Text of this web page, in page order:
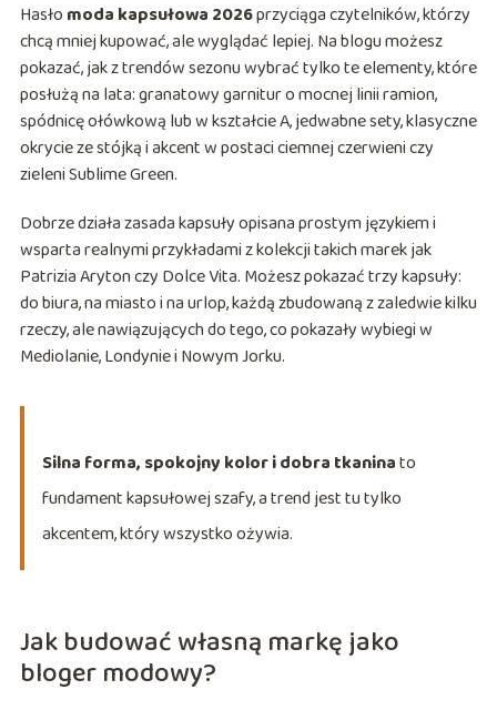
Hasło moda kapsułowa 2026przyciąga czytelników, którzy
chcą mniej kupować, ale wyglądać lepiej. Na blogu możesz
pokazać, jak z trendów sezonu wybrać tylko te elementy, które
posłużą na lata: granatowy garnitur o mocnej linii ramion,
spódnicę ołówkową lub w kształcie A, jedwabne sety, klasyczne
okrycie ze stójką i akcent w postaci ciemnej czerwieni czy
zieleni Sublime Green.
Dobrze działa zasada kapsuły opisana prostym językiem i
wsparta realnymi przykładami z kolekcji takich marek jak
Patrizia Aryton czy Dolce Vita. Możesz pokazać trzy kapsuły:
do biura, na miasto i na urlop, każdą zbudowaną z zaledwie kilku
rzeczy, ale nawiązujących do tego, co pokazały wybiegi w
Mediolanie, Londynie i Nowym Jorku.
Silna forma, spokojny kolor i dobra tkaninato
fundament kapsułowej szafy, a trend jest tu tylko
akcentem, który wszystko ożywia.
Jak budować własną markę jako
bloger modowy?